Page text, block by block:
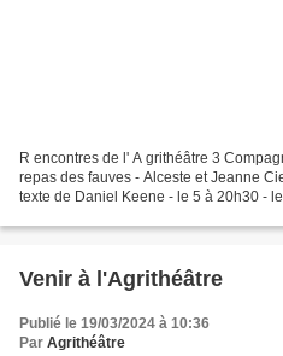
R encontres de l' A grithéâtre 3
repas des fauves - Alceste et Jeanne
texte de Daniel Keene - le 5 à 20h30 -
Venir à l'Agrithéâtre
Publié le 19/03/2024 à 10:36
Par Agrithéâtre